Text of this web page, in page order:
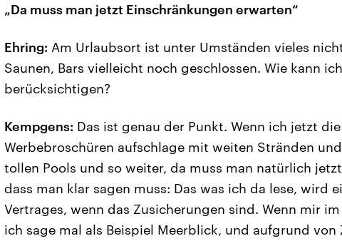
„Da muss man jetzt Einschränkungen erwarten“
Ehring: Am Urlaubsort ist unter Umständen vieles
Saunen, Bars vielleicht noch geschlossen. Wie kann
berücksichtigen?
Kempgens: Das ist genau der Punkt. Wenn ich jetzt
Werbebroschüren aufschlage mit weiten Stränden
tollen Pools und so weiter, da muss man natürlich
dass man klar sagen muss: Das was ich da lese, wird
Vertrages, wenn das Zusicherungen sind. Wenn mir
ich sage mal als Beispiel Meerblick, und aufgrund